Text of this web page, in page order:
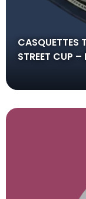
CASQUETTES
STREET CUP –